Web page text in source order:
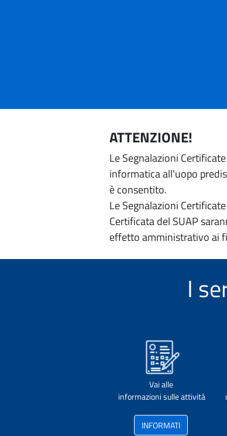
ATTENZIONE!
Le Segnalazioni
informatica all'uopo
è consentito.
Le Segnalazioni
Certificata del SUAP
effetto amministrativo ai
I
Vai alle
informazioni sulle attività
INFORMATI